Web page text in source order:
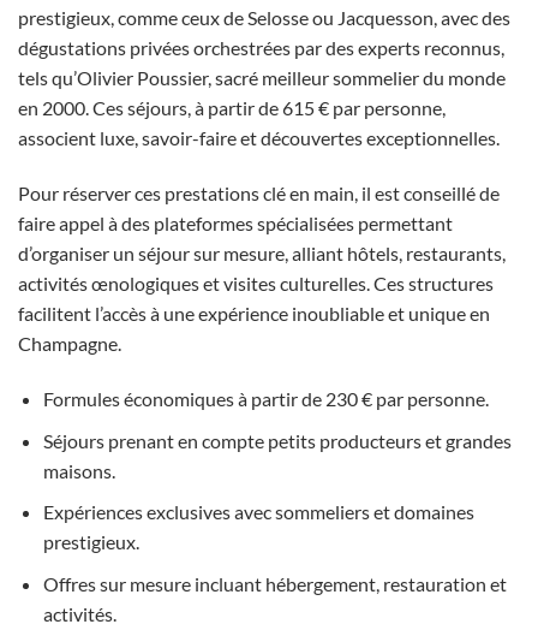
prestigieux, comme ceux de Selosse ou Jacquesson, avec des
dégustations privées orchestrées par des experts reconnus,
tels qu’Olivier Poussier, sacré meilleur sommelier du monde
en 2000. Ces séjours, à partir de 615 € par personne,
associent luxe, savoir-faire et découvertes exceptionnelles.
Pour réserver ces prestations clé en main, il est conseillé de
faire appel à des plateformes spécialisées permettant
d’organiser un séjour sur mesure, alliant hôtels, restaurants,
activités œnologiques et visites culturelles. Ces structures
facilitent l’accès à une expérience inoubliable et unique en
Champagne.
Formules économiques à partir de 230 € par personne.
Séjours prenant en compte petits producteurs et grandes
maisons.
Expériences exclusives avec sommeliers et domaines
prestigieux.
Offres sur mesure incluant hébergement, restauration et
activités.